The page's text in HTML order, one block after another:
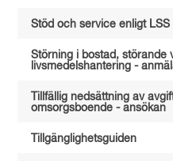
Stöd och service enligt LSS
Störning i bostad, störande
livsmedelshantering -
Tillfällig nedsättning av
omsorgsboende - ansökan
Tillgänglighetsguiden